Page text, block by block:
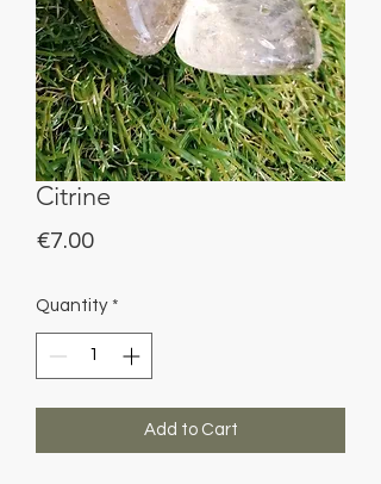
Citrine
€7.00Price
Quantity *
Add to Cart